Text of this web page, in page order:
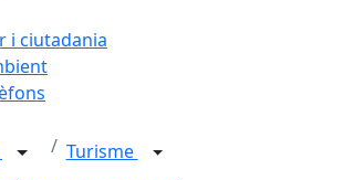
i ciutadania
Turisme